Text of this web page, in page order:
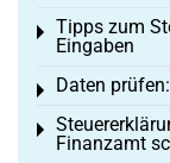
Tipps zum
Eingaben
Toggle menu
Daten
Toggle menu
Finanzamt
Toggle menu